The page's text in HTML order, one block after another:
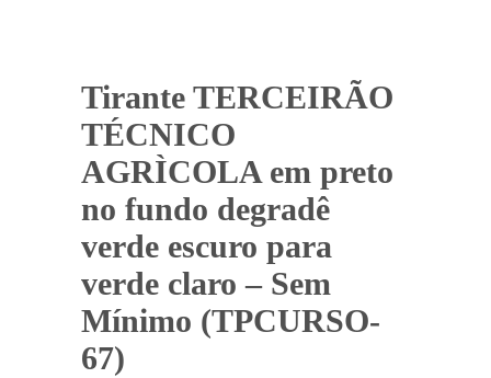
Tirante TERCEIRÃO
TÉCNICO
AGRÌCOLA em preto
no fundo degradê
verde escuro para
verde claro – Sem
Mínimo (TPCURSO-
67)